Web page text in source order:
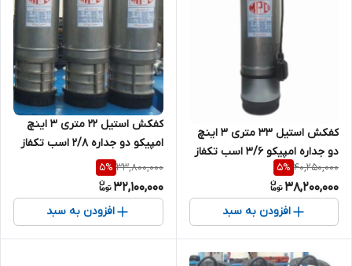
کفکش استیل ۳۳ متری ۳ اینچ
دو جداره امپیکو 3/6 اسب تکفاز
MPCO-S.99.33-8
40,250,000
5%
38,200,000
افزودن به سبد
کفکش استیل ۲۲ متری ۳ اینچ
امپیکو دو جداره 2/8 اسب تکفاز
MPCO-S.99.22-8
33,800,000
5%
32,100,000
افزودن به سبد